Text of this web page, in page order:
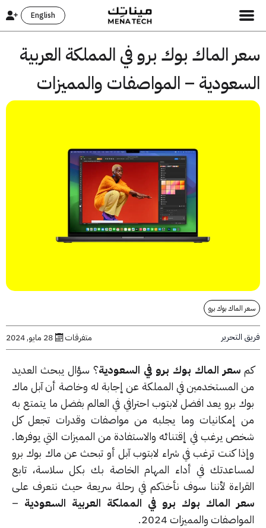
English
الماك بوك برو في المملكة العربية
– المواصفات والمميزات
بوك برو
متفرقات 28 مايو, 2024
سعر الماك بوك برو في السعودية؟ سؤال يبحث العديد
المستخدمين في المملكة عن إجابة له وخاصة أن آبل ماك
برو يعد افضل لابتوب احترافي في العالم بفضل ما يتمتع به
إمكانيات وما يجلبه من مواصفات وقدرات تجعل كل
يرغب في إقتنائه والاستفادة من المميزات التي يوفرها.
كنت ترغب في شراء لابتوب آبل أو تبحث عن ماك بوك برو
في أداء المهام الخاصة بك بكل سلاسة، تابع
لأننا سوف نأخذكم في رحلة سريعة حيث نتعرف على
الماك بوك برو في المملكة العربية السعودية–
والمميزات 2024.